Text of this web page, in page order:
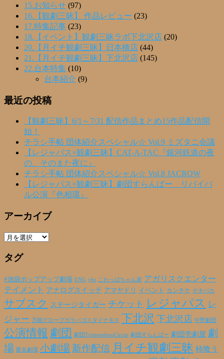
15.お知らせ (97)
16.【観劇三昧】 作品レビュー (23)
17.特集記事 (23)
18.【イベント】観劇三昧ラボ下北沢店 (20)
20.【月イチ観劇三昧】日本橋店 (44)
21.【月イチ観劇三昧】下北沢店 (145)
22.台本特集 (10)
台本紹介 (9)
最近の投稿
【観劇三昧】6/1～7/31 配信作品まとめ15作品配信開
始！
チラシ手帖 団体紹介スペシャル☆ Vol.9 ミズタニ会議
【レジャパス×観劇三昧】CAT-A-TAC『銀河鉄道の夜
の、そのまた夜に』
チラシ手帖 団体紹介スペシャル☆ Vol.8 JACROW
【レジャパス×観劇三昧】劇団すらんばー リバイバ
ル公演『色相環』
アーカイブ
ア
カ
ブ
タグ
#池袋ポップアップ劇場 ENG yhs こわっぱちゃん家 アガリスクエンター
テイメント アナログスイッチ アマヤドリ イベント カンチケ ゲキバカ
サブスク ステージタイガー チケット レジャパス レ
ジャー 万能グローブガラパゴスダイナモス 下北沢 下北沢店 中野劇団
公演情報 劇団 劇団TremendousCircus 劇団すらんばー 劇団壱劇屋 劇
場 匿名劇壇 小劇場 新作配信 月イチ観劇三昧 柿喰う